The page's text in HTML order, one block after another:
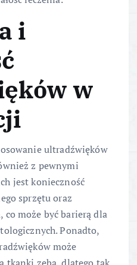
i
w
ultradźwięków
z pewnymi
jest konieczność
sprzętu oraz
może być barierą dla
Ponadto,
może
tkanki zęba, dlatego tak